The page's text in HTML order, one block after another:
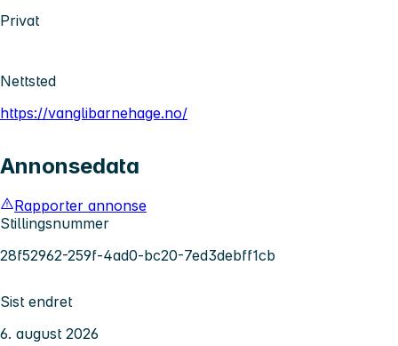
Privat
Nettsted
https://vanglibarnehage.no/
Annonsedata
Rapporter annonse
Stillingsnummer
28f52962-259f-4ad0-bc20-7ed3debff1cb
Sist endret
6. august 2026